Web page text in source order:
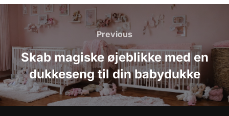
Indlægsnavigation
Previous
Previous
Skab magiske øjeblikke med en
dukkeseng til din babydukke